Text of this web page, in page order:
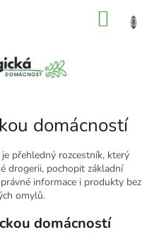
domácností
přehledný rozcestník, který
drogerii, pochopit základní
informace i produkty bez
omylů.
domácností